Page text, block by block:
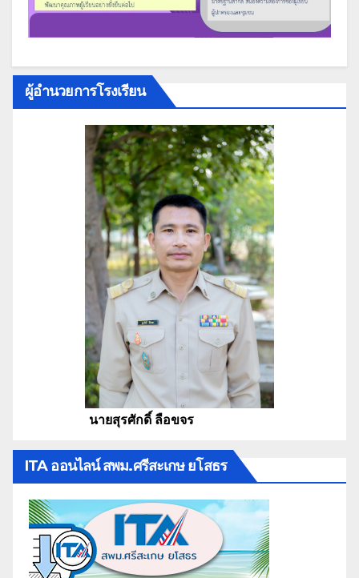
ผู้อำนวยการโรงเรียน
นายสุรศักดิ์ ลือขจร
ITA ออนไลน์ สพม.ศรีสะเกษ ยโสธร